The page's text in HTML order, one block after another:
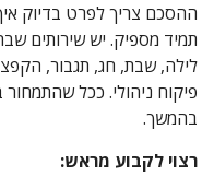
ההסכם צריך לפרט בדיוק
תמיד מספיק. יש שירותים
לילה, שבת, חג, תגבור,
פיקוח ניהולי. ככל שהתמחור
בהמשך.
רצוי לקבוע מראש: